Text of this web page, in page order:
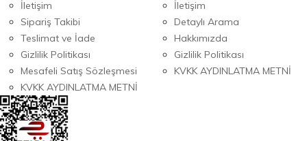
İletişim
Sipariş Takibi
Teslimat ve İade
Gizlilik Politikası
Mesafeli Satış Sözleşmesi
KVKK AYDINLATMA METNİ
İletişim
Detaylı Arama
Hakkımızda
Gizlilik Politikası
KVKK AYDINLATMA METNİ